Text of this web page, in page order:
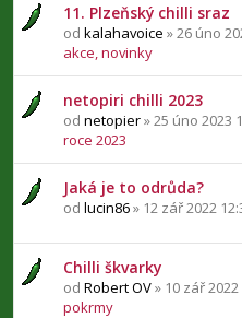
11. Plzeňský chilli sraz
od kalahavoice » 26 úno
akce, novinky
netopiri chilli 2023
od netopier» 25 úno 2023
roce 2023
Jaká je to odrůda?
od lucin86» 12 zář 2022
Chilli škvarky
od Robert OV» 10 zář 2022
pokrmy